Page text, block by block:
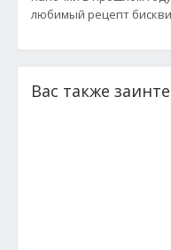
любимый рецепт
Вас также